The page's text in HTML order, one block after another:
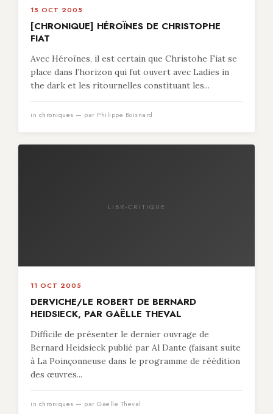
15 OCT 2005
[CHRONIQUE] HÉROÏNES DE CHRISTOPHE
FIAT
Avec Héroïnes, il est certain que Christohe Fiat se
place dans l’horizon qui fut ouvert avec Ladies in
the dark et les ritournelles constituant les...
in chroniques — par Philippe Boisnard
LIBR-CRITIQUE
11 OCT 2005
DERVICHE/LE ROBERT DE BERNARD
HEIDSIECK, PAR GAËLLE THEVAL
Difficile de présenter le dernier ouvrage de
Bernard Heidsieck publié par Al Dante (faisant suite
à La Poinçonneuse dans le programme de réédition
des œuvres...
in chroniques — par Gaelle Theval